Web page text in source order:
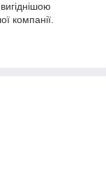
компанії.